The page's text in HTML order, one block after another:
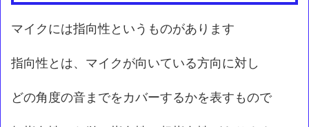
マイクには指向性というものがあります
指向性とは、マイクが向いている方向に対し
どの角度の音までをカバーするかを表すもので